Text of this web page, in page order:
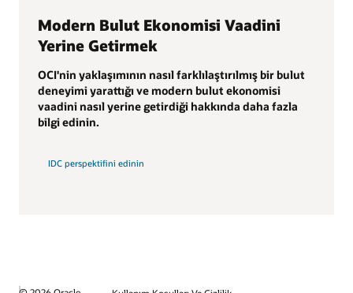
Modern Bulut Ekonomisi Vaadini
Yerine Getirmek
OCI'nin yaklaşımının nasıl farklılaştırılmış bir bulut
deneyimi yarattığı ve modern bulut ekonomisi
vaadini nasıl yerine getirdiği hakkında daha fazla
bilgi edinin.
IDC perspektifini edinin